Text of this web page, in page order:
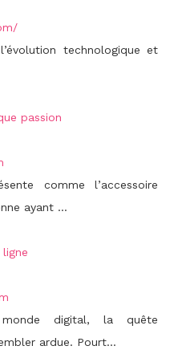
technologique et
passion
comme l’accessoire
ayant ...
digital, la quête
ardue. Pourt...